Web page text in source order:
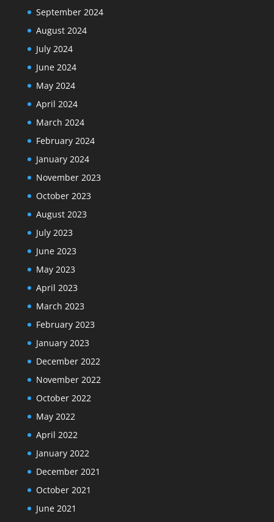
September 2024
August 2024
July 2024
June 2024
May 2024
April 2024
March 2024
February 2024
January 2024
November 2023
October 2023
August 2023
July 2023
June 2023
May 2023
April 2023
March 2023
February 2023
January 2023
December 2022
November 2022
October 2022
May 2022
April 2022
January 2022
December 2021
October 2021
June 2021